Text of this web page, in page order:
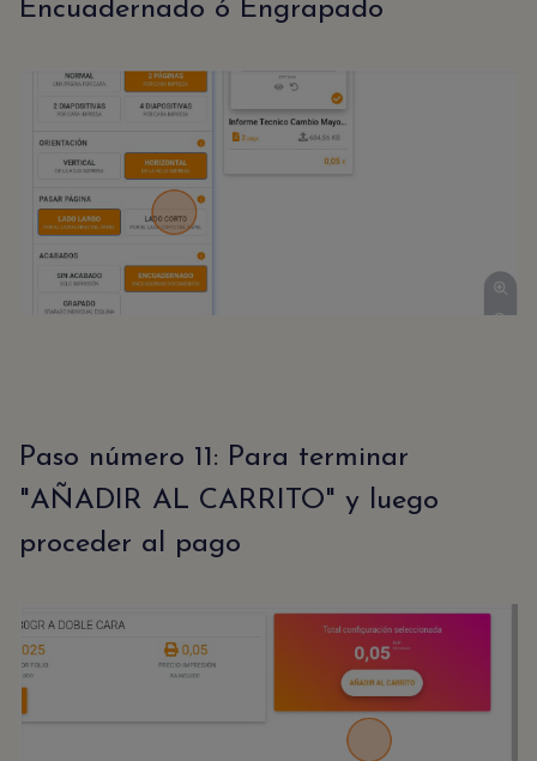
Encuadernado ó Engrapado
Paso número 11: Para terminar
"AÑADIR AL CARRITO" y luego
proceder al pago